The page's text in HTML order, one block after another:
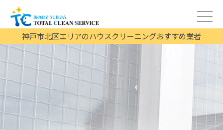
神戸市北区エリアのハウスクリーニングおすすめ業者